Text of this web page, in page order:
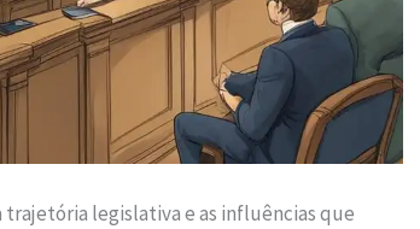
trajetória legislativa e as influências que